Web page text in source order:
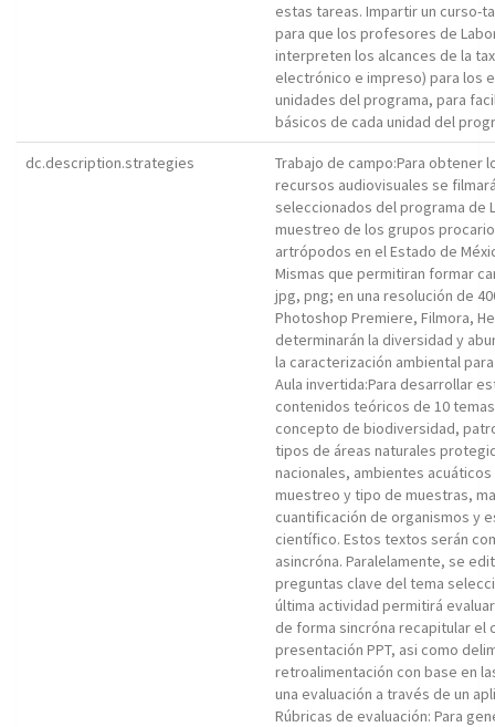
estas tareas. Impartir un curso-
para que los profesores de
interpreten los alcances de la
electrónico e impreso) para los
unidades del programa, para
básicos de cada unidad del
dc.description.strategies
Trabajo de campo:Para obtener
recursos audiovisuales se
seleccionados del programa de
muestreo de los grupos
artrópodos en el Estado de
Mismas que permitiran formar
jpg, png; en una resolución de
Photoshop Premiere, Filmora,
determinarán la diversidad y
la caracterización ambiental
Aula invertida:Para desarrollar
contenidos teóricos de 10
concepto de biodiversidad,
tipos de áreas naturales
nacionales, ambientes
muestreo y tipo de muestras,
cuantificación de organismos y
científico. Estos textos serán
asincróna. Paralelamente, se
preguntas clave del tema
última actividad permitirá
de forma sincróna recapitular el
presentación PPT, asi como
retroalimentación con base en
una evaluación a través de un
Rúbricas de evaluación: Para